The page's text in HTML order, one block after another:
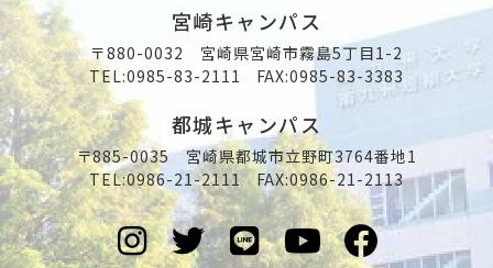
宮崎キャンパス
〒880-0032 宮崎県宮崎市霧島5丁目1-2
TEL:0985-83-2111 FAX:0985-83-3383
都城キャンパス
〒885-0035 宮崎県都城市立野町3764番地1
TEL:0986-21-2111 FAX:0986-21-2113